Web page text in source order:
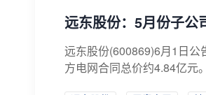
远东股份：5月份子公
远东股份(600869)6月1日
方电网合同总价约4.84亿元。